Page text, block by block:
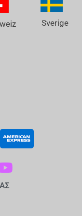
Sverige
Y
O
U